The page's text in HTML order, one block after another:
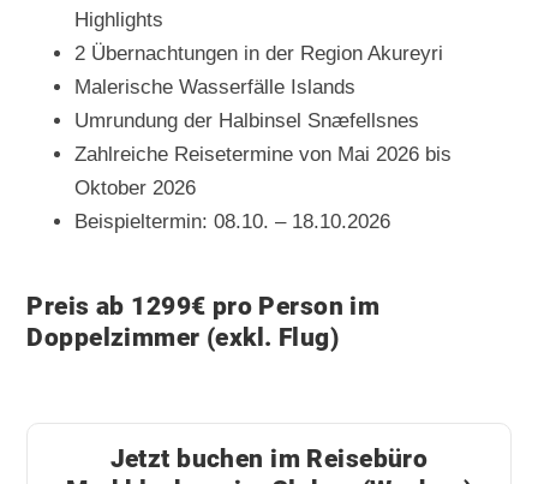
Highlights
2 Übernachtungen in der Region Akureyri
Malerische Wasserfälle Islands
Umrundung der Halbinsel Snæfellsnes
Zahlreiche Reisetermine von Mai 2026 bis
Oktober 2026
Beispieltermin: 08.10. – 18.10.2026
Preis ab 1299€ pro Person im
Doppelzimmer (exkl. Flug)
Jetzt buchen im Reisebüro